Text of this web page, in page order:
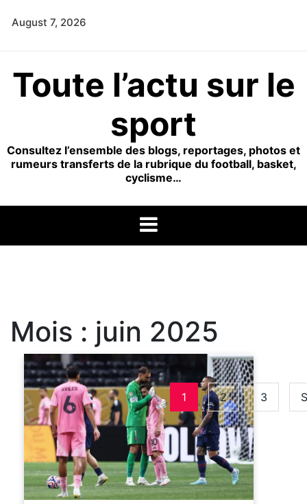
August 7, 2026
Toute l’actu sur le
sport
Consultez l’ensemble des blogs, reportages, photos et
rumeurs transferts de la rubrique du football, basket,
cyclisme…
Mois : juin 2025
1 2 3